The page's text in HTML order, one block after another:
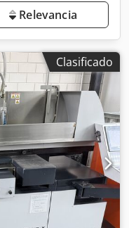
Relevancia
Clasificado